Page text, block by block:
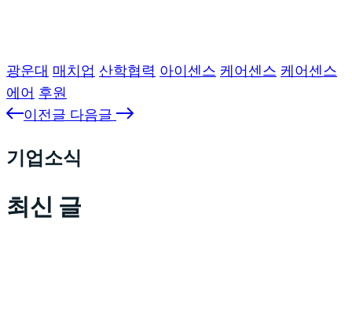
광운대 매치업 산학협력 아이센스 케어센스 케어센스
에어 후원
이전글 다음글
기업소식
최신 글